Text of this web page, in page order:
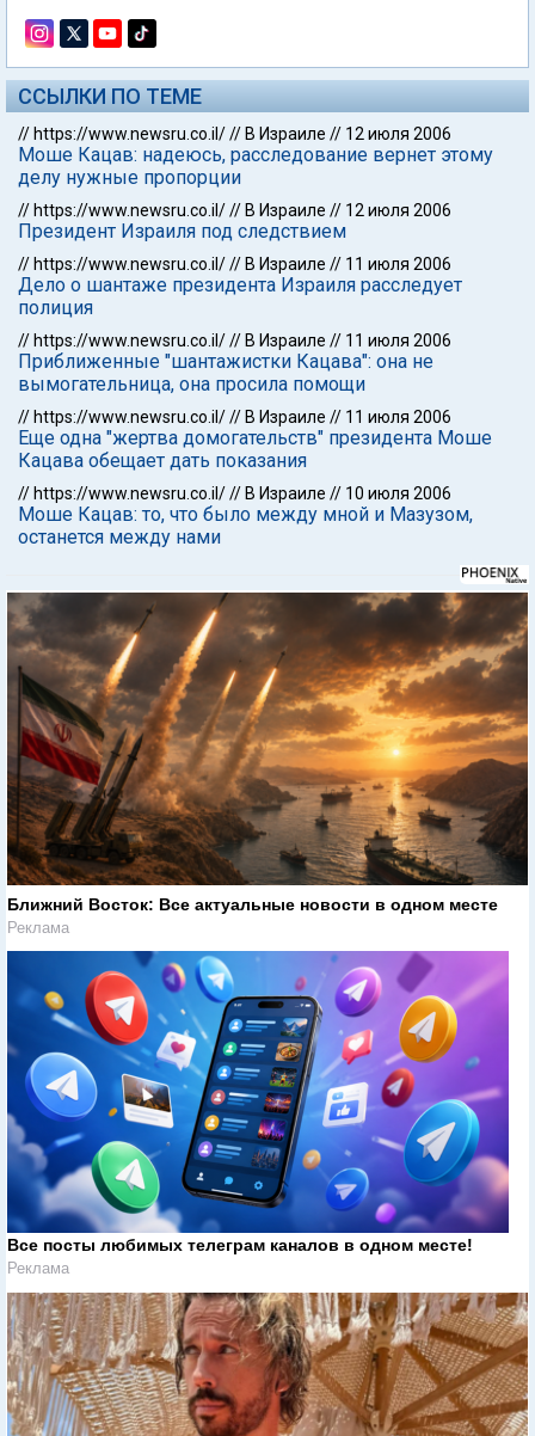
ССЫЛКИ ПО ТЕМЕ
// https://www.newsru.co.il/// В Израиле // 12 июля 2006
Моше Кацав: надеюсь, расследование вернет этому
делу нужные пропорции
// https://www.newsru.co.il/// В Израиле // 12 июля 2006
Президент Израиля под следствием
// https://www.newsru.co.il/// В Израиле // 11 июля 2006
Дело о шантаже президента Израиля расследует
полиция
// https://www.newsru.co.il/// В Израиле // 11 июля 2006
Приближенные "шантажистки Кацава": она не
вымогательница, она просила помощи
// https://www.newsru.co.il/// В Израиле // 11 июля 2006
Еще одна "жертва домогательств" президента Моше
Кацава обещает дать показания
// https://www.newsru.co.il/// В Израиле // 10 июля 2006
Моше Кацав: то, что было между мной и Мазузом,
останется между нами
Ближний Восток: Все актуальные новости в одном месте
Реклама
Все посты любимых телеграм каналов в одном месте!
Реклама